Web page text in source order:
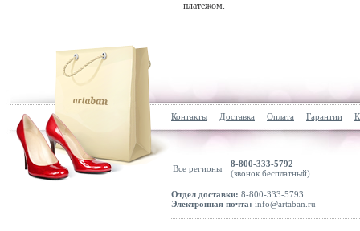
платежом.
Контакты Доставка Оплата Гарантии
Все регионы
8-800-333-5792
(звонок бесплатный)
Отдел доставки: 8-800-333-5793
Электронная почта: info@artaban.ru